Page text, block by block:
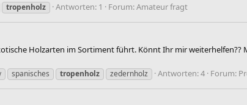
tropenholz Antworten: 1 Forum:Amateur fragt
Holzarten im Sortiment führt. Könnt Ihr mir weiterhelfen??
spanisches tropenholz zedernholz Antworten: 4 Forum: